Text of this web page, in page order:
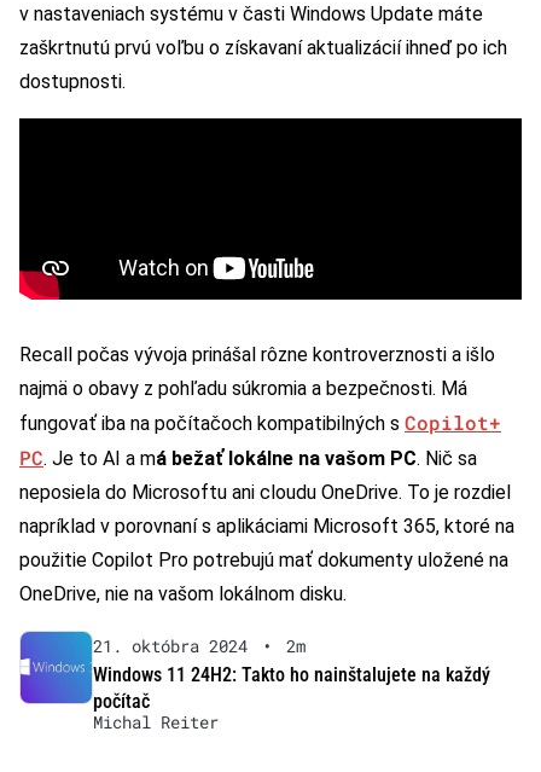
v nastaveniach systému v časti Windows Update máte
zaškrtnutú prvú voľbu o získavaní aktualizácií ihneď po ich
dostupnosti.
Recall počas vývoja prinášal rôzne kontroverznosti a išlo
najmä o obavy z pohľadu súkromia a bezpečnosti. Má
fungovať iba na počítačoch kompatibilných s Copilot+
PC. Je to AI a má bežať lokálne na vašom PC. Nič sa
neposiela do Microsoftu ani cloudu OneDrive. To je rozdiel
napríklad v porovnaní s aplikáciami Microsoft 365, ktoré na
použitie Copilot Pro potrebujú mať dokumenty uložené na
OneDrive, nie na vašom lokálnom disku.
21. októbra 2024 •
2m
Windows 11 24H2: Takto ho nainštalujete na každý
počítač
Michal Reiter